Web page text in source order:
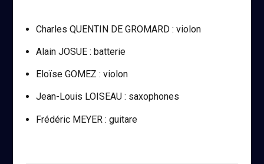
Charles QUENTIN DE GROMARD : violon
Alain JOSUE : batterie
Eloïse GOMEZ : violon
Jean-Louis LOISEAU : saxophones
Frédéric MEYER : guitare